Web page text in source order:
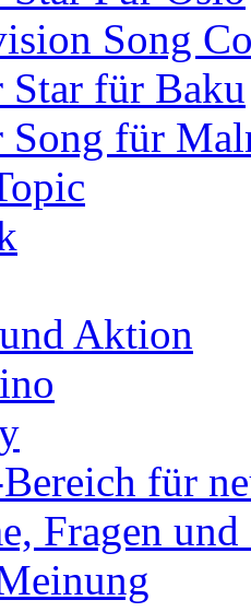
Song
Star für Baku
Song für
Aktion
für
Fragen